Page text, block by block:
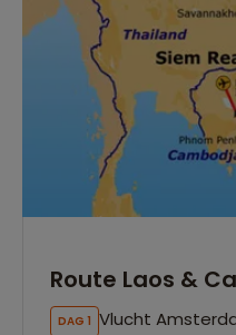
Route Laos &
DAG 1 Vlucht